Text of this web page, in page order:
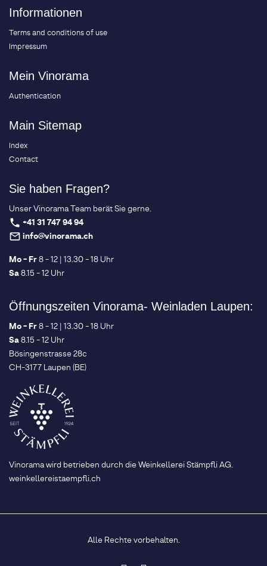
Informationen
Terms and conditions of use
Impressum
Mein Vinorama
Authentication
Main Sitemap
Index
Contact
Sie haben Fragen?
Unser Vinorama Team berät Sie gerne.
phone +41 31 747 94 94
mail_outline info@vinorama.ch
Mo - Fr8 - 12 | 13.30 - 18 Uhr
Sa8.15 - 12 Uhr
Öffnungszeiten Vinorama- Weinladen Laupen:
Mo - Fr8 - 12 | 13.30 - 18 Uhr
Sa8.15 - 12 Uhr
Bösingenstrasse 28c
CH-3177 Laupen (BE)
Vinorama wird betrieben durch die Weinkellerei Stämpfli AG.
weinkellereistaempfli.ch
Alle Rechte vorbehalten.